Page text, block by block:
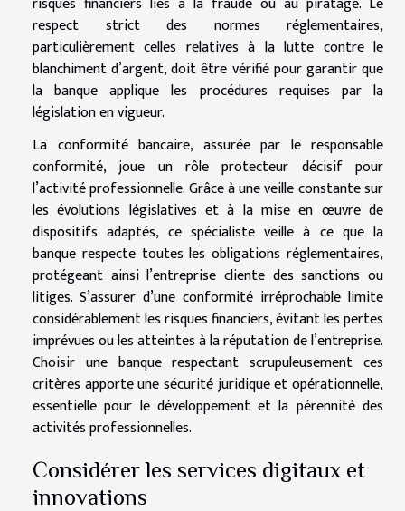
respect strict des normes réglementaires,
particulièrement celles relatives à la lutte contre le
blanchiment d’argent, doit être vérifié pour garantir que
la banque applique les procédures requises par la
législation en vigueur.
La conformité bancaire, assurée par le responsable
conformité, joue un rôle protecteur décisif pour
l’activité professionnelle. Grâce à une veille constante sur
les évolutions législatives et à la mise en œuvre de
dispositifs adaptés, ce spécialiste veille à ce que la
banque respecte toutes les obligations réglementaires,
protégeant ainsi l’entreprise cliente des sanctions ou
litiges. S’assurer d’une conformité irréprochable limite
considérablement les risques financiers, évitant les pertes
imprévues ou les atteintes à la réputation de l’entreprise.
Choisir une banque respectant scrupuleusement ces
critères apporte une sécurité juridique et opérationnelle,
essentielle pour le développement et la pérennité des
activités professionnelles.
Considérer les services digitaux et
innovations